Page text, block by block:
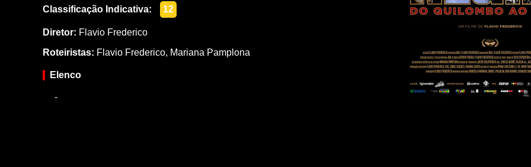
Classificação Indicativa: 12
Diretor: Flavio Frederico
Roteiristas: Flavio Frederico, Mariana Pamplona
Elenco
-